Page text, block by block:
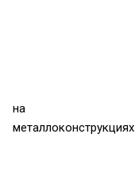
на
металлоконструкциях